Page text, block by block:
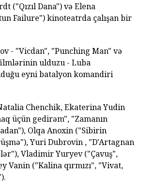
("Qızıl Dana") və Elena
Failure") kinoteatrda çalışan bir
- "Vicdan", "Punching Man" və
ulduzu - Luba
eyni batalyon komandiri
Chenchik, Ekaterina Yudin
üçün gedirəm", "Zamanın
Olqa Anoxin ("Sibirin
Yuri Dubrovin , "D'Artagnan
Vladimir Yuryev ("Çavuş",
Vanin ("Kalina qırmızı", "Vivat,